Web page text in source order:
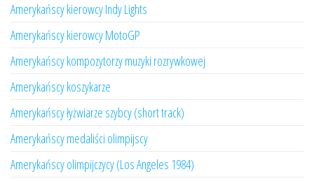
Amerykańscy kierowcy Indy Lights
Amerykańscy kierowcy MotoGP
Amerykańscy kompozytorzy muzyki rozrywkowej
Amerykańscy koszykarze
Amerykańscy łyżwiarze szybcy (short track)
Amerykańscy medaliści olimpijscy
Amerykańscy olimpijczycy (Los Angeles 1984)